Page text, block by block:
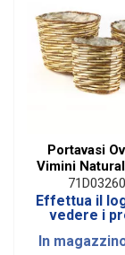
Portavasi
Vimini
da 3
Effettua il
vedere i
In